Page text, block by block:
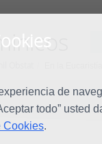
de
todo” usted
Cookies.